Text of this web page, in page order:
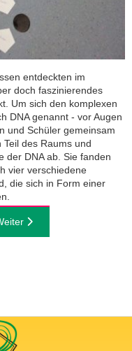
entdeckten im
doch faszinierendes
Um sich den komplexen
DNA genannt - vor Augen
und Schüler gemeinsam
des Raums und
der DNA ab. Sie fanden
vier verschiedene
die sich in Form einer
Lego-Organismus der
Beitrag: Am Wasser,